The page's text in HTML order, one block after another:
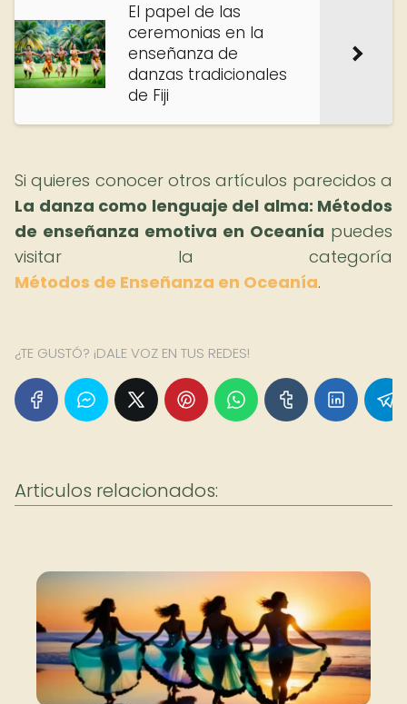
El papel de las
ceremonias en la
enseñanza de
danzas tradicionales
de Fiji
Si quieres conocer otros artículos parecidos a
La danza como lenguaje del alma: Métodos
de enseñanza emotiva en Oceanía puedes
visitar la categoría
Métodos de Enseñanza en Oceanía.
¿TE GUSTÓ? ¡DALE VOZ EN TUS REDES!
Articulos relacionados: